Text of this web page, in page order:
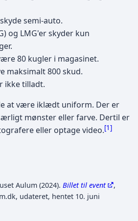
semi-auto.
og LMG'er skyder kun
80 kugler i magasinet.
maksimalt 800 skud.
ikke tilladt.
at være iklædt uniform. Der er
mønster eller farve. Dertil er
eller optage video.[1]
Aulum (2024). Billet til event
,
udateret, hentet 10. juni